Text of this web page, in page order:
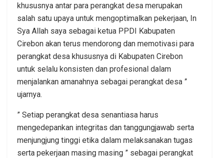
khususnya antar para perangkat desa merupakan
salah satu upaya untuk mengoptimalkan pekerjaan, In
Sya Allah saya sebagai ketua PPDI Kabupaten
Cirebon akan terus mendorong dan memotivasi para
perangkat desa khususnya di Kabupaten Cirebon
untuk selalu konsisten dan profesional dalam
menjalankan amanahnya sebagai perangkat desa ”
ujarnya.
” Setiap perangkat desa senantiasa harus
mengedepankan integritas dan tanggungjawab serta
menjungjung tinggi etika dalam melaksanakan tugas
serta pekerjaan masing masing ” sebagai perangkat